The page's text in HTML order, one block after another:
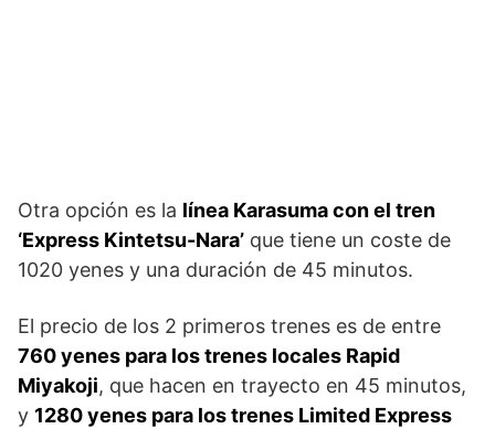
Otra opción es la línea Karasuma con el tren
‘Express Kintetsu-Nara’ que tiene un coste de
1020 yenes y una duración de 45 minutos.
El precio de los 2 primeros trenes es de entre
760 yenes para los trenes locales Rapid
Miyakoji, que hacen en trayecto en 45 minutos,
y 1280 yenes para los trenes Limited Express